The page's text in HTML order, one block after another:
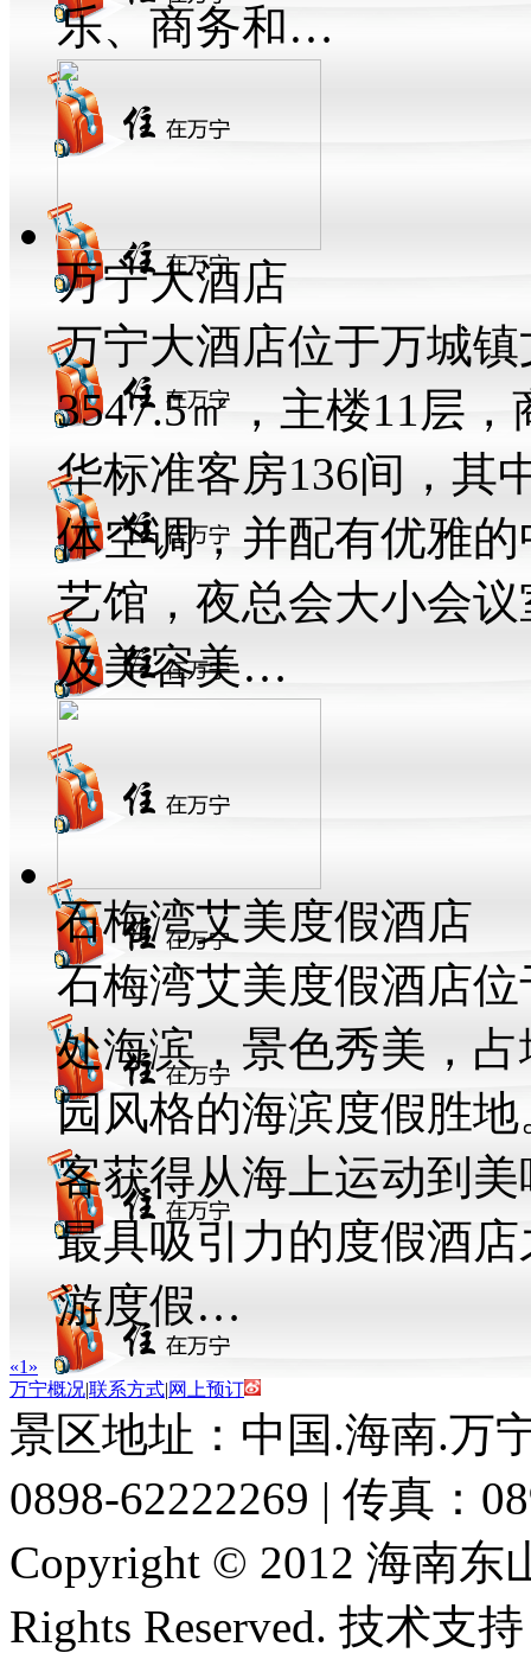
乐、商务和…
万宁大酒店
万宁大酒店位于万城
3547.5㎡，主楼11层
华标准客房136间，其
体空调，并配有优雅
艺馆，夜总会大小会
及美容美…
石梅湾艾美度假酒店
石梅湾艾美度假酒店
处海滨，景色秀美，
园风格的海滨度假胜
客获得从海上运动到
最具吸引力的度假酒
游度假…
«1»
万宁概况|联系方式|网上预订
景区地址：中国.海南.万
0898-62222269 | 传真：
Copyright © 2012 海南
Rights Reserved. 技术支